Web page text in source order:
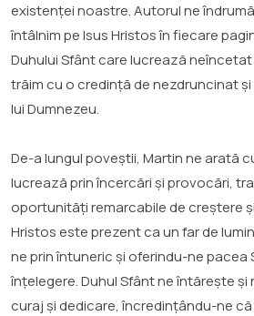
existenței noastre. Autorul ne
întâlnim pe Isus Hristos în fiecare
Duhului Sfânt care lucrează
trăim cu o credință de nezdruncinat
lui Dumnezeu.
De-a lungul poveștii, Martin ne arată
lucrează prin încercări și provocări,
oportunități remarcabile de creștere
Hristos este prezent ca un far de
ne prin întuneric și oferindu-ne pacea
înțelegere. Duhul Sfânt ne întărește și
curaj și dedicare, încredințându-ne